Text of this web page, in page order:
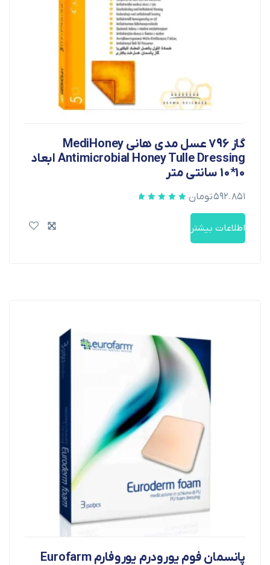
گاز 796 عسل مدی هانی MediHoney
Antimicrobial Honey Tulle Dressing ابعاد
۵۹۲.۸۵۱تومان
اطلاعات بیشتر
پانسمان فوم یورودرم یوروفارم Eurofarm